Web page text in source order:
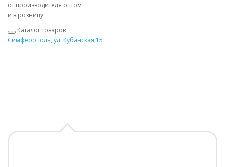
от производителя оптом
и в розницу
Каталог товаров
Симферополь, ул. Кубанская,15